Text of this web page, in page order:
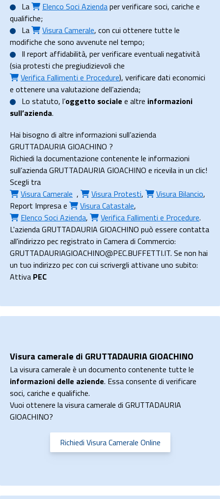
La
Elenco Soci Aziendaper verificare soci, cariche e
qualifiche;
La
Visura Camerale, con cui ottenere tutte le
modifiche che sono avvenute nel tempo;
Il report affidabilità, per verificare eventuali negatività
(sia protesti che pregiudizievoli che
Verifica Fallimenti e Procedure), verificare dati economici
e ottenere una valutazione dell’azienda;
Lo statuto, l’oggetto sociale e altre informazioni
sull’azienda.
Hai bisogno di altre informazioni sull’azienda
GRUTTADAURIA GIOACHINO ?
Richiedi la documentazione contenente le informazioni
sull’azienda GRUTTADAURIA GIOACHINO e ricevila in un clic!
Scegli tra
Visura Camerale , Visura Protesti, Visura Bilancio,
Report Impresae Visura Catastale,
Elenco Soci Azienda, Verifica Fallimenti e Procedure.
L'azienda GRUTTADAURIA GIOACHINO può essere contatta
all'indirizzo pec registrato in Camera di Commercio:
GRUTTADAURIAGIOACHINO@PEC.BUFFETTI.IT. Se non hai
un tuo indirizzo pec con cui scrivergli attivane uno subito:
Attiva PEC
Visura camerale di GRUTTADAURIA GIOACHINO
La visura camerale è un documento contenente tutte le
informazioni delle aziende. Essa consente di verificare
soci, cariche e qualifiche.
Vuoi ottenere la visura camerale di GRUTTADAURIA
GIOACHINO?
Richiedi Visura Camerale Online